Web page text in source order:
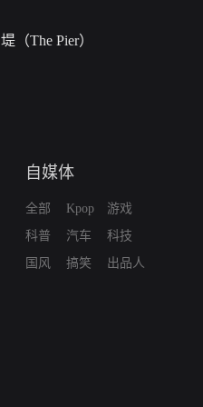
堤（The Pier）
自媒体
全部
科普
国风
Kpop
汽车
搞笑
游戏
科技
出品人